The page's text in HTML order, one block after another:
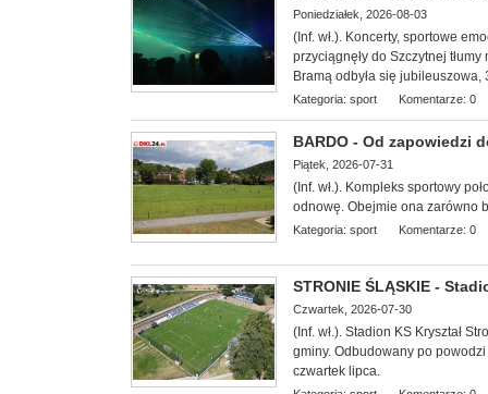
Poniedziałek, 2026-08-03
(Inf. wł.). Koncerty, sportowe
przyciągnęły do Szczytnej
Bramą odbyła się
Kategoria: sport Komentarze: 0
BARDO - Od zapowiedzi
Piątek, 2026-07-31
(Inf. wł.). Kompleks sportowy
odnowę. Obejmie ona zarówno
Kategoria: sport Komentarze: 0
STRONIE ŚLĄSKIE -
Czwartek, 2026-07-30
(Inf. wł.). Stadion KS Kryształ
gminy. Odbudowany po
czwartek lipca.